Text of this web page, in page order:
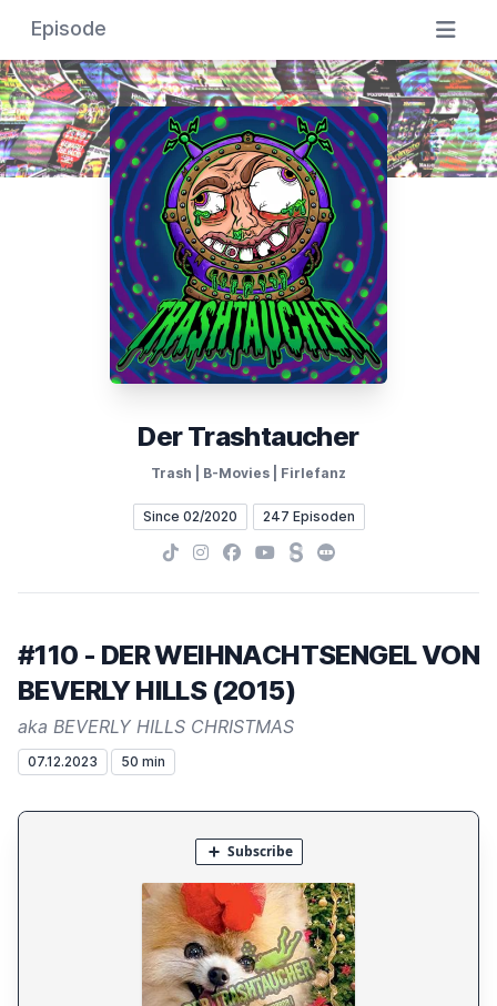
Episode
Der Trashtaucher
Trash | B-Movies | Firlefanz
Since 02/2020 247 Episoden
TikTokInstagram
Facebook
YouTube
SteadyLetterboxd
#110 - DER WEIHNACHTSENGEL VON
BEVERLY HILLS (2015)
aka BEVERLY HILLS CHRISTMAS
07.12.2023 50 min